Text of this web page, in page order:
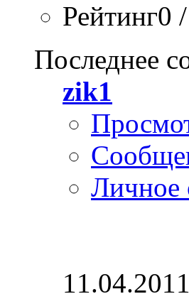
Рейтинг0
Последнее
zik1
Личное